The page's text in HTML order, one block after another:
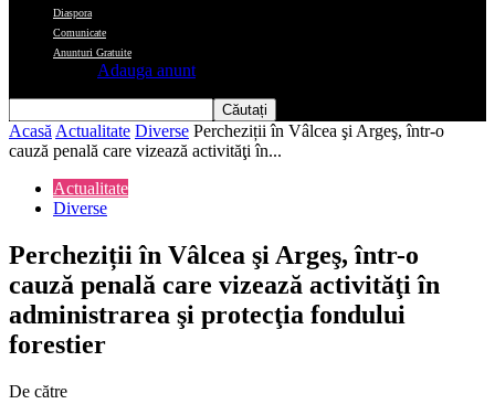
Diaspora
Comunicate
Anunturi Gratuite
Adauga anunt
Acasă Actualitate Diverse Percheziții în Vâlcea şi Argeş, într-o
cauză penală care vizează activităţi în...
Actualitate
Diverse
Percheziții în Vâlcea şi Argeş, într-o
cauză penală care vizează activităţi în
administrarea şi protecţia fondului
forestier
De către